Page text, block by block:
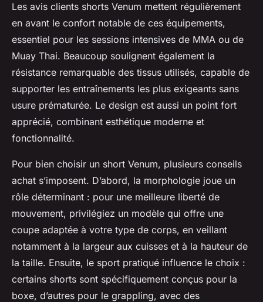
Les avis clients shorts Venum mettent régulièrement
en avant le confort notable de ces équipements,
essentiel pour les sessions intensives de MMA ou de
Muay Thai. Beaucoup soulignent également la
résistance remarquable des tissus utilisés, capable de
supporter les entraînements les plus exigeants sans
usure prématurée. Le design est aussi un point fort
apprécié, combinant esthétique moderne et
fonctionnalité.
Pour bien choisir un short Venum, plusieurs conseils
achat s’imposent. D’abord, la morphologie joue un
rôle déterminant : pour une meilleure liberté de
mouvement, privilégiez un modèle qui offre une
coupe adaptée à votre type de corps, en veillant
notamment à la largeur aux cuisses et à la hauteur de
la taille. Ensuite, le sport pratiqué influence le choix :
certains shorts sont spécifiquement conçus pour la
boxe, d’autres pour le grappling, avec des